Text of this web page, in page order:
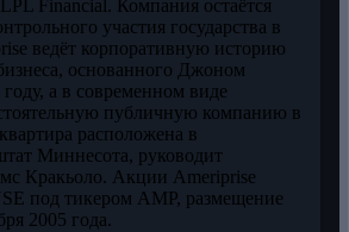
Financial. Компания остаётся
участия государства в
ведёт корпоративную историю
основанного Джоном
а в современном виде
публичную компанию в
расположена в
Миннесота, руководит
Кракьоло. Акции Ameriprise
под тикером AMP, размещение
2005 года.